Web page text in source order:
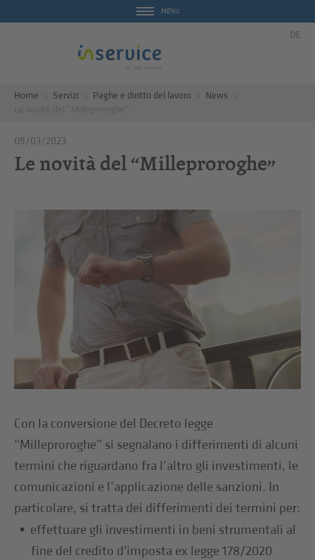
MENU
DE
Home Servizi Paghe e diritto del lavoro
News
09/03/2023
Le novità del “Milleproroghe”
Con la conversione del Decreto legge
“Milleproroghe” si segnalano i differimenti di alcuni
termini che riguardano fra l’altro gli investimenti, le
comunicazioni e l’applicazione delle sanzioni. In
particolare, si tratta dei differimenti dei termini per:
effettuare gli investimenti in beni strumentali al
fine del credito d'imposta ex legge 178/2020